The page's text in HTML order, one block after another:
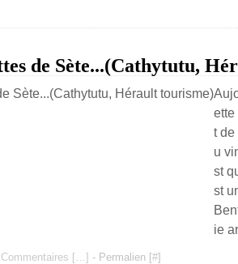
de Sète...(Cathytutu,
ette
t de
u
st
st
ie
Commentaires [ …] - Permalien [#]